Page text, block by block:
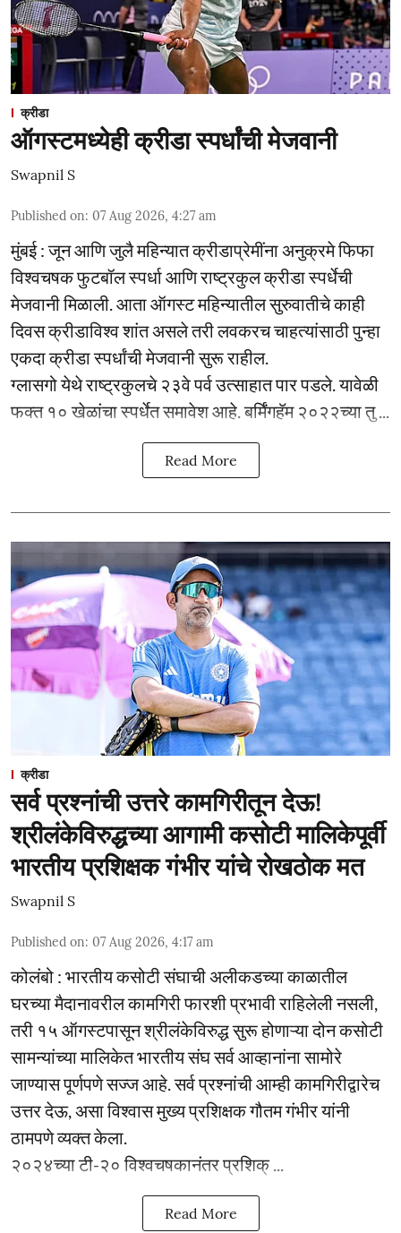
क्रीडा
ऑगस्टमध्येही क्रीडा स्पर्धांची मेजवानी
Swapnil S
Published on: 07 Aug 2026, 4:27 am
मुंबई : जून आणि जुलै महिन्यात क्रीडाप्रेमींना अनुक्रमे फिफा
विश्वचषक फुटबॉल स्पर्धा आणि राष्ट्रकुल क्रीडा स्पर्धेची
मेजवानी मिळाली. आता ऑगस्ट महिन्यातील सुरुवातीचे काही
दिवस क्रीडाविश्व शांत असले तरी लवकरच चाहत्यांसाठी पुन्हा
एकदा क्रीडा स्पर्धांची मेजवानी सुरू राहील.
ग्लासगो येथे राष्ट्रकुलचे २३वे पर्व उत्साहात पार पडले. यावेळी
फक्त १० खेळांचा स्पर्धेत समावेश आहे. बर्मिंगहॅम २०२२च्या तु ...
Read More
क्रीडा
सर्व प्रश्नांची उत्तरे कामगिरीतून देऊ!
श्रीलंकेविरुद्धच्या आगामी कसोटी मालिकेपूर्वी
भारतीय प्रशिक्षक गंभीर यांचे रोखठोक मत
Swapnil S
Published on: 07 Aug 2026, 4:17 am
कोलंबो : भारतीय कसोटी संघाची अलीकडच्या काळातील
घरच्या मैदानावरील कामगिरी फारशी प्रभावी राहिलेली नसली,
तरी १५ ऑगस्टपासून श्रीलंकेविरुद्ध सुरू होणाऱ्या दोन कसोटी
सामन्यांच्या मालिकेत भारतीय संघ सर्व आव्हानांना सामोरे
जाण्यास पूर्णपणे सज्ज आहे. सर्व प्रश्नांची आम्ही कामगिरीद्वारेच
उत्तर देऊ, असा विश्वास मुख्य प्रशिक्षक गौतम गंभीर यांनी
ठामपणे व्यक्त केला.
२०२४च्या टी-२० विश्वचषकानंतर प्रशिक् ...
Read More